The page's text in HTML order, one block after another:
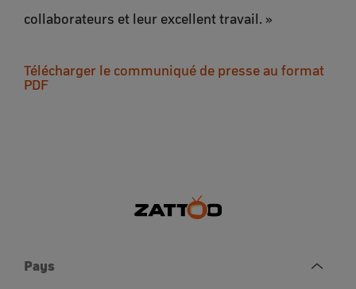
collaborateurs et leur excellent travail. »
Télécharger le communiqué de presse au format
PDF
Pays